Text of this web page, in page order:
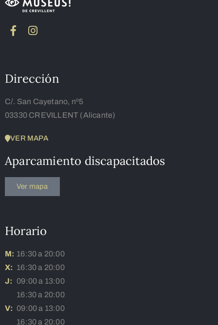
Dirección
C/. San Cayetano, nº5
03330 CREVILLENT (Alicante)
VER MAPA
Aparcamiento discapacitados
Ver mapa
Horario
M: 16:30 a 20:00
X: 16:30 a 20:00
J:
09:00 a 13:00
16:30 a 20:00
V: 09:00 a 13:00
16:30 a 20:00